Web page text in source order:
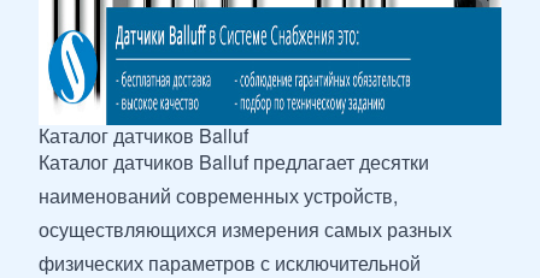
Каталог датчиков Balluf
Каталог датчиков Balluf предлагает десятки
наименований современных устройств,
осуществляющихся измерения самых разных
физических параметров с исключительной